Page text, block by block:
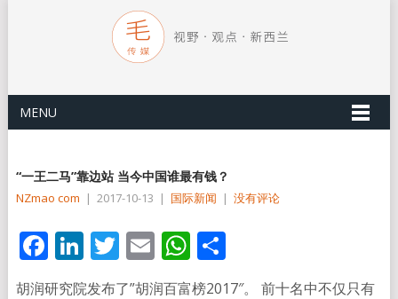
MENU
“一王二马”靠边站 当今中国谁最有钱？
NZmao com | 2017-10-13 | 国际新闻 | 没有评论
Facebook
LinkedIn
Twitter
EmailWhatsApp
分
享
胡润研究院发布了”胡润百富榜2017″。 前十名中不仅只有